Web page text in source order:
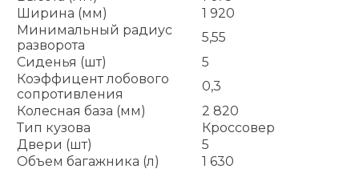
Ширина (мм)
1 920
Минимальный радиус
разворота
5,55
Сиденья (шт)
5
Коэффицент лобового
сопротивления
0,3
Колесная база (мм)
2 820
Тип кузова
Кроссовер
Двери (шт)
5
Объем багажника (л)
1 630